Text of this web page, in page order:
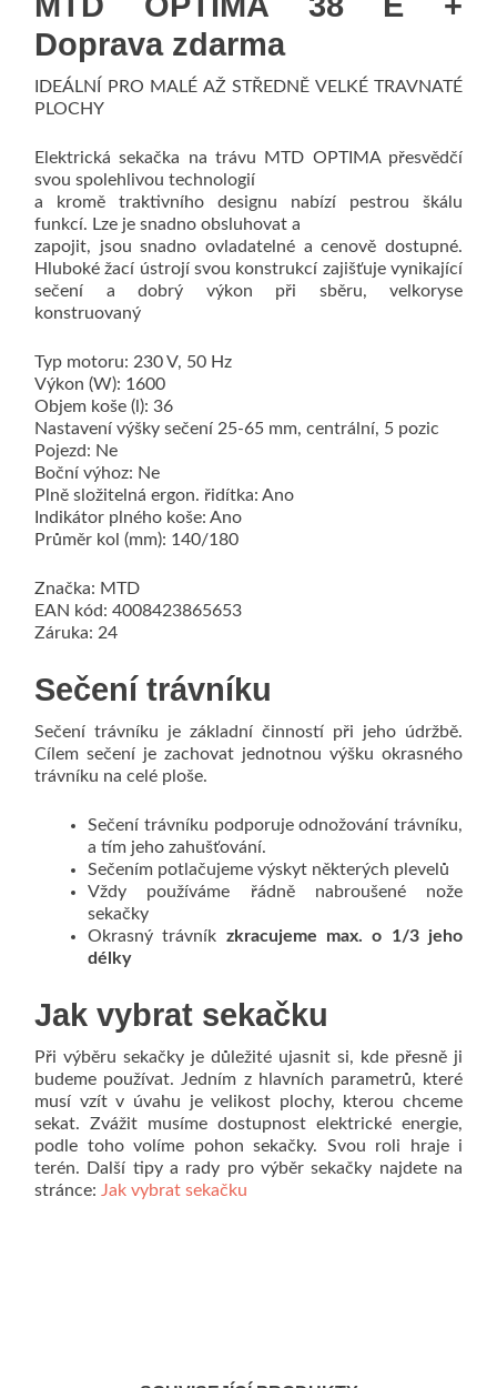
Doprava zdarma
IDEÁLNÍ PRO MALÉ AŽ STŘEDNĚ VELKÉ TRAVNATÉ
PLOCHY
Elektrická sekačka na trávu MTD OPTIMA přesvědčí
svou spolehlivou technologií
a kromě traktivního designu nabízí pestrou škálu
funkcí. Lze je snadno obsluhovat a
zapojit, jsou snadno ovladatelné a cenově dostupné.
Hluboké žací ústrojí svou konstrukcí zajišťuje vynikající
sečení a dobrý výkon při sběru, velkoryse
konstruovaný
Typ motoru: 230 V, 50 Hz
Výkon (W): 1600
Objem koše (l): 36
Nastavení výšky sečení 25-65 mm, centrální, 5 pozic
Pojezd: Ne
Boční výhoz: Ne
Plně složitelná ergon. řidítka: Ano
Indikátor plného koše: Ano
Průměr kol (mm): 140/180
Značka: MTD
EAN kód: 4008423865653
Záruka: 24
Sečení trávníku
Sečení trávníku je základní činností při jeho údržbě.
Cílem sečení je zachovat jednotnou výšku okrasného
trávníku na celé ploše.
Sečení trávníku podporuje odnožování trávníku,
a tím jeho zahušťování.
Sečením potlačujeme výskyt některých plevelů
Vždy používáme řádně nabroušené nože
sekačky
Okrasný trávník zkracujeme max. o 1/3 jeho
délky
Jak vybrat sekačku
Při výběru sekačky je důležité ujasnit si, kde přesně ji
budeme používat. Jedním z hlavních parametrů, které
musí vzít v úvahu je velikost plochy, kterou chceme
sekat. Zvážit musíme dostupnost elektrické energie,
podle toho volíme pohon sekačky. Svou roli hraje i
terén. Další tipy a rady pro výběr sekačky najdete na
stránce: Jak vybrat sekačku